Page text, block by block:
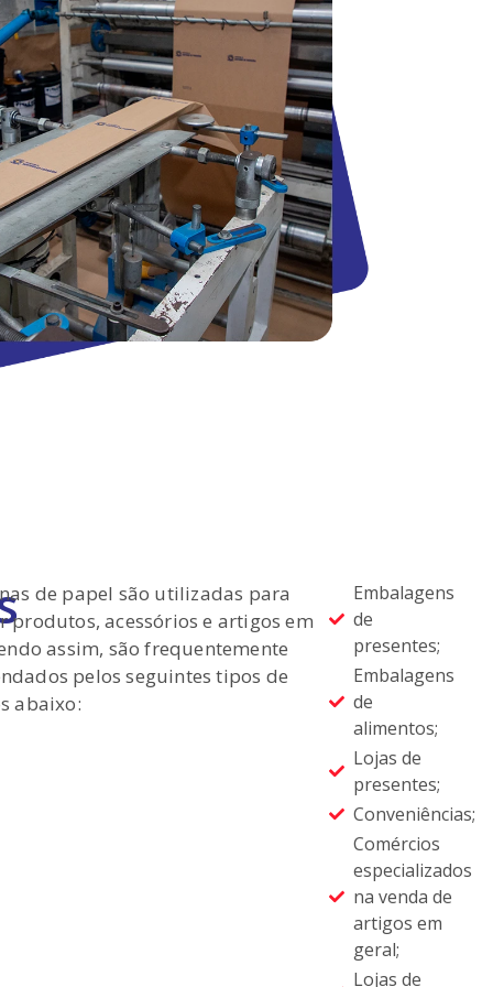
de papel são utilizadas para
produtos, acessórios e artigos em
assim, são frequentemente
pelos seguintes tipos de
abaixo:
Embalagens
de
presentes;
Embalagens
de
alimentos;
Lojas de
presentes;
Conveniências;
Comércios
especializados
na venda de
artigos em
geral;
Lojas de